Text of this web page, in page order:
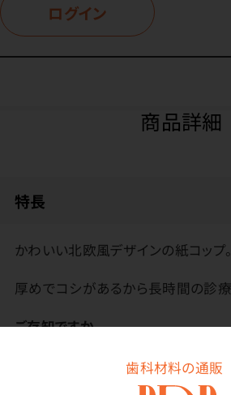
歯科材料の通販
ログイン
商品詳細
特長
かわいい北欧風デザインの紙コップ。
厚めでコシがあるから長時間の診療
ご存知ですか
プには「食品、添加物等の規格基準